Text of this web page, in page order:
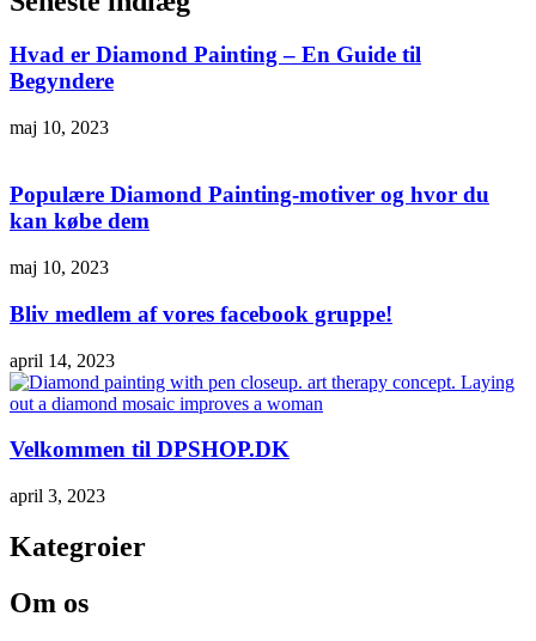
Hvad er Diamond Painting – En Guide til
Begyndere
maj 10, 2023
Populære Diamond Painting-motiver og hvor du
kan købe dem
maj 10, 2023
Bliv medlem af vores facebook gruppe!
april 14, 2023
Velkommen til DPSHOP.DK
april 3, 2023
Kategroier
Om os